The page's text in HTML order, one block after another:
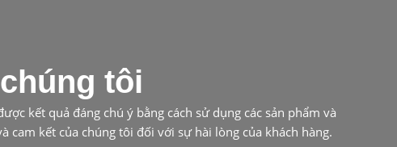
tôi
kết quả đáng chú ý bằng cách sử dụng các sản phẩm và
cam kết của chúng tôi đối với sự hài lòng của khách hàng.